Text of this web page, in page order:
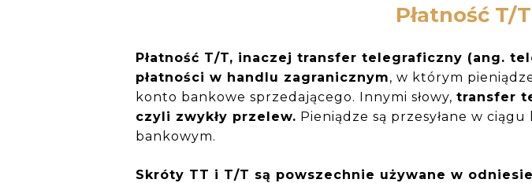
Płatność T/
Płatność T/T, inaczej transfer telegraficzny (ang.
płatności w handlu zagranicznym, w którym
konto bankowe sprzedającego. Innymi słowy,transfer
czyli zwykły przelew. Pieniądze są przesyłane w
bankowym.
Skróty TT i T/T są powszechnie używane w